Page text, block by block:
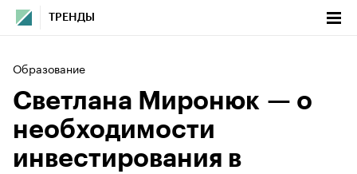
ТРЕНДЫ
Образование
Светлана Миронюк — о
необходимости
инвестирования в